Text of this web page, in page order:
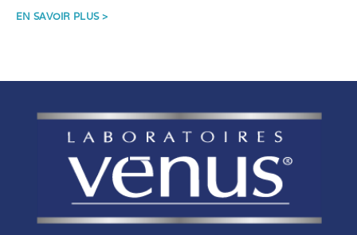
EN SAVOIR PLUS >